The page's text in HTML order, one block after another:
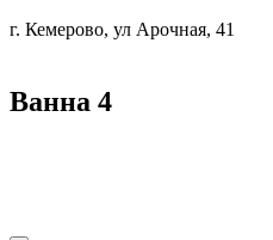
г. Кемерово, ул Арочная, 41
Ванна 4